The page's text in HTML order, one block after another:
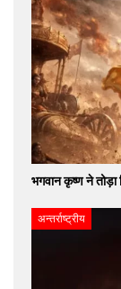
भगवान कृष्ण ने तोड़ा
अन्तर्राष्ट्रीय